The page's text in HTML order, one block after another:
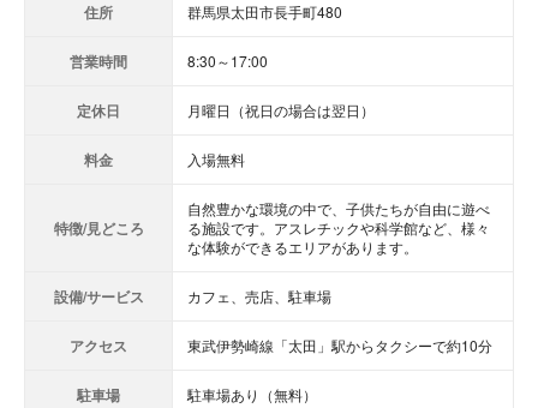
住所 群馬県太田市長手町480
営業時間 8:30～17:00
定休日 月曜日（祝日の場合は翌日）
料金 入場無料
特徴/見どころ
自然豊かな環境の中で、子供たちが自由に遊べ
る施設です。アスレチックや科学館など、様々
な体験ができるエリアがあります。
設備/サービス カフェ、売店、駐車場
アクセス 東武伊勢崎線「太田」駅からタクシーで約10分
駐車場 駐車場あり（無料）